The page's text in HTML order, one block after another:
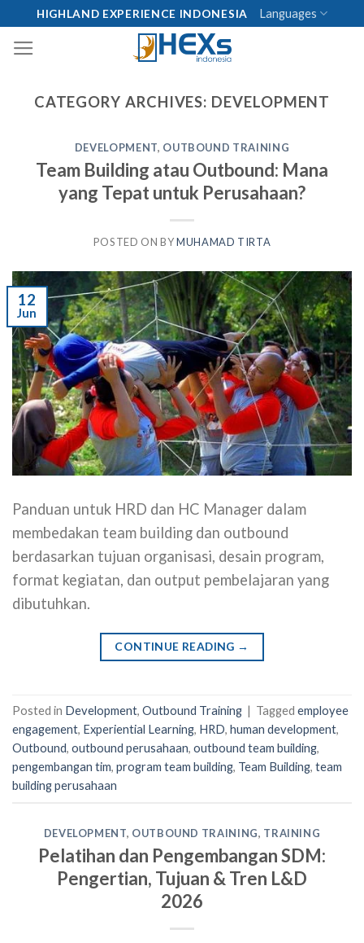
content
HIGHLAND EXPERIENCE INDONESIA Languages
CATEGORY ARCHIVES: DEVELOPMENT
DEVELOPMENT, OUTBOUND TRAINING
Team Building atau Outbound: Mana
yang Tepat untuk Perusahaan?
POSTED ONBYMUHAMAD TIRTA
12
Jun
Panduan untuk HRD dan HC Manager dalam
membedakan team building dan outbound
berdasarkan tujuan organisasi, desain program,
format kegiatan, dan output pembelajaran yang
dibutuhkan.
CONTINUE READING →
Posted in Development, Outbound Training | Tagged employee
engagement, Experiential Learning, HRD, human development,
Outbound, outbound perusahaan, outbound team building,
pengembangan tim, program team building, Team Building, team
building perusahaan
DEVELOPMENT, OUTBOUND TRAINING, TRAINING
Pelatihan dan Pengembangan SDM:
Pengertian, Tujuan & Tren L&D
2026